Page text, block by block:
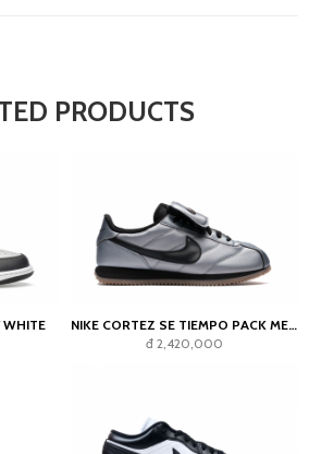
PRODUCTS
WHITE
NIKE CORTEZ SE TIEMPO PACK METALLIC COOL GREY
đ 2,420,000